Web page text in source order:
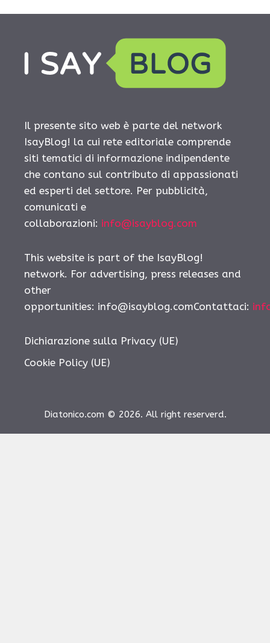
Il presente sito web è parte del network
IsayBlog! la cui rete editoriale comprende
siti tematici di informazione indipendente
che contano sul contributo di appassionati
ed esperti del settore. Per pubblicità,
comunicati e
collaborazioni: info@isayblog.com
This website is part of the IsayBlog!
network. For advertising, press releases and
other
opportunities: info@isayblog.comContattaci:
Dichiarazione sulla Privacy (UE)
Cookie Policy (UE)
Diatonico.com © 2026. All right reserverd.